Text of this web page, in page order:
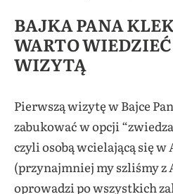
BAJKA PANA
WARTO
WIZYTĄ
Pierwszą wizytę w Bajce
zabukować w opcji
czyli osobą wcielającą się w
(przynajmniej my szliśmy z
oprowadzi po wszystkich